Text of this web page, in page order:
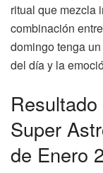
ritual que mezcla
combinación
domingo tenga
del día y la
Super
de Enero